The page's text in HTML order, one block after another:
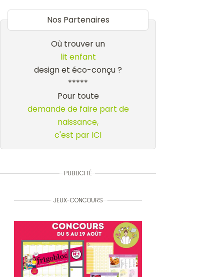
Nos Partenaires
Où trouver un
lit enfant
design et éco-conçu ?
*****
Pour toute
demande de faire part de
naissance,
c'est par ICI
PUBLICITÉ
JEUX-CONCOURS